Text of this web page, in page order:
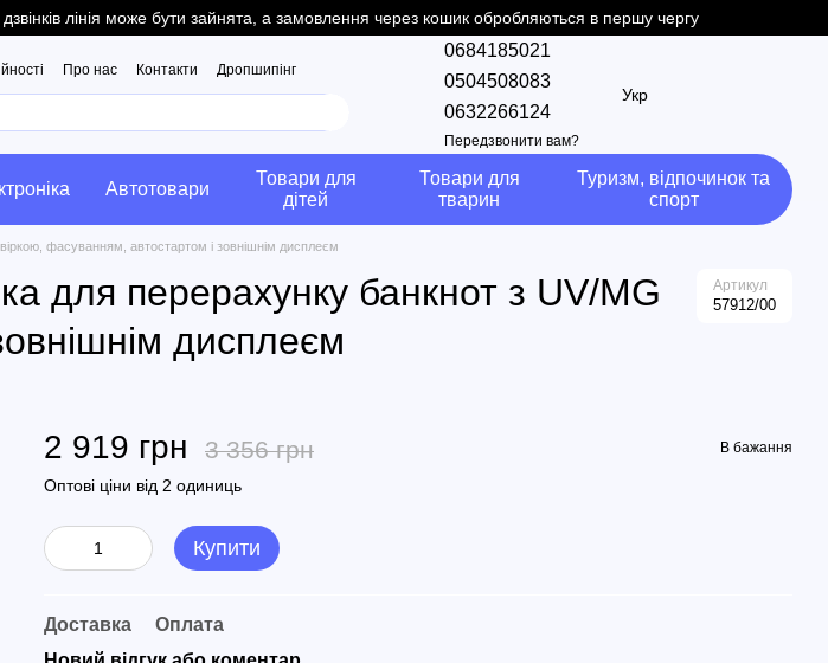
лінія може бути зайнята, а замовлення через кошик обробляються в першу чергу
Про нас Контакти Дропшипінг
0684185021
0504508083
0632266124
Передзвонити вам?
Укр
Автотовари
Товари для
дітей
Товари для
тварин
Туризм, відпочинок та
спорт
фасуванням, автостартом і зовнішнім дисплеєм
для перерахунку банкнот з UV/MG
дисплеєм
Артикул
57912/00
2 919 грн 3 356 грн В бажання
Оптові ціни від 2 одиниць
Купити
Доставка
Оплата